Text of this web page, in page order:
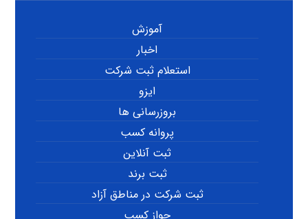
آموزش
اخبار
استعلام ثبت شرکت
ایزو
بروزرسانی ها
پروانه کسب
ثبت آنلاین
ثبت برند
ثبت شرکت در مناطق آزاد
جواز کسب